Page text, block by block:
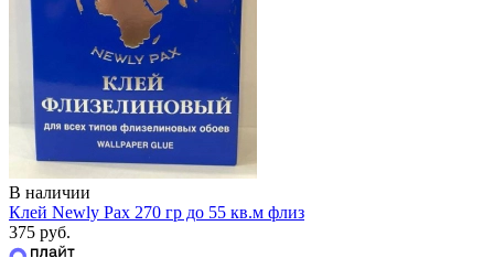
В наличии
Клей Newly Pax 270 гр до 55 кв.м флиз
375 руб.